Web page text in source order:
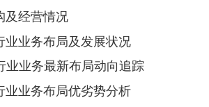
及经营情况
业业务布局及发展状况
业业务最新布局动向追踪
业业务布局优劣势分析